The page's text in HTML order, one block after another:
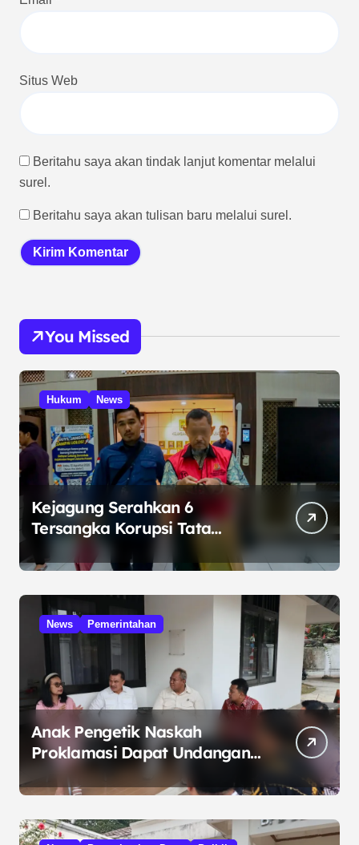
Situs Web
Beritahu saya akan tindak lanjut komentar melalui
surel.
Beritahu saya akan tulisan baru melalui surel.
You Missed
Hukum News
Kejagung Serahkan 6
Tersangka Korupsi Tata
Kelola Minyak ke Penuntut
Umum
News Pemerintahan
Anak Pengetik Naskah
Proklamasi Dapat Undangan
HUT RI dari Presiden
Prabowo